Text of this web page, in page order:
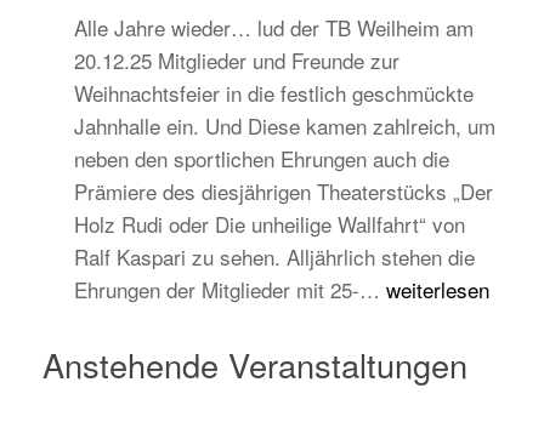
Alle Jahre wieder… lud der TB Weilheim am
20.12.25 Mitglieder und Freunde zur
Weihnachtsfeier in die festlich geschmückte
Jahnhalle ein. Und Diese kamen zahlreich, um
neben den sportlichen Ehrungen auch die
Prämiere des diesjährigen Theaterstücks „Der
Holz Rudi oder Die unheilige Wallfahrt“ von
Ralf Kaspari zu sehen. Alljährlich stehen die
Ehrungen der Mitglieder mit 25-… Weihnachtsfeier
2025/2026
weiterlesen
Anstehende Veranstaltungen